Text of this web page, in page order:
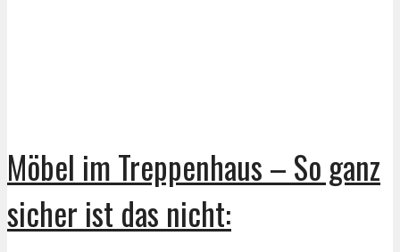
Möbel im Treppenhaus – So ganz
sicher ist das nicht: